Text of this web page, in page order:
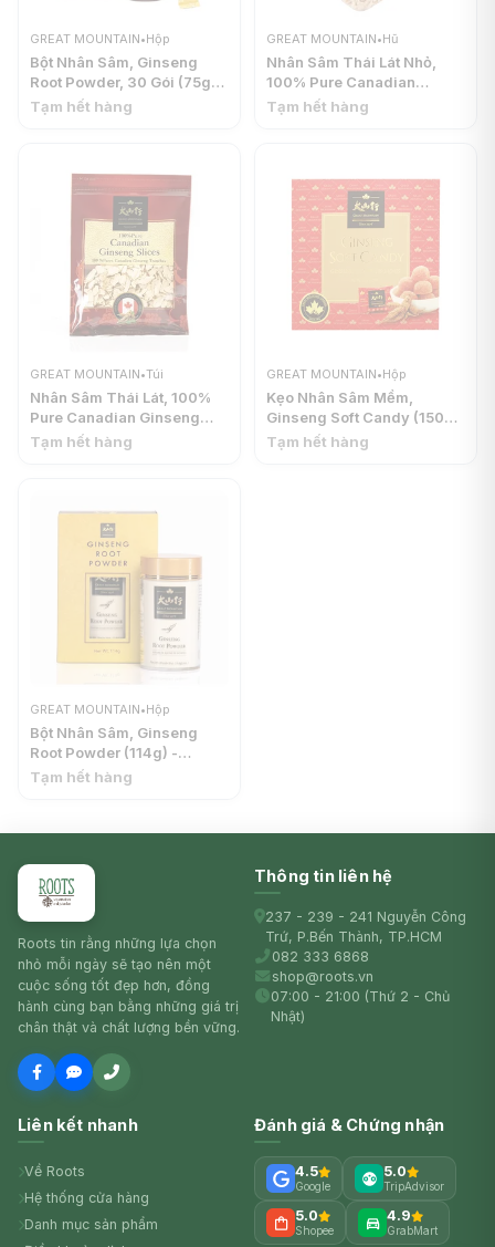
GREAT MOUNTAIN•Hộp
Bột Nhân Sâm, Ginseng
Root Powder, 30 Gói (75g) -
GREAT MOUNTAIN
Tạm hết hàng
GREAT MOUNTAIN•Hũ
Nhân Sâm Thái Lát Nhỏ,
100% Pure Canadian
Ginseng Chips (227g) -
Tạm hết hàng
GREAT MOUNTAIN•Túi
Nhân Sâm Thái Lát, 100%
Pure Canadian Ginseng
Slices (80g) - GREAT
Tạm hết hàng
GREAT MOUNTAIN•Hộp
Kẹo Nhân Sâm Mềm,
Ginseng Soft Candy (150g)
- GREAT MOUNTAIN
Tạm hết hàng
GREAT MOUNTAIN•Hộp
Bột Nhân Sâm, Ginseng
Root Powder (114g) -
GREAT MOUNTAIN
Tạm hết hàng
Roots tin rằng những lựa chọn
nhỏ mỗi ngày sẽ tạo nên một
cuộc sống tốt đẹp hơn, đồng
hành cùng bạn bằng những giá trị
chân thật và chất lượng bền vững.
Thông tin liên hệ
237 - 239 - 241 Nguyễn Công
Trứ, P.Bến Thành, TP.HCM
082 333 6868
shop@roots.vn
07:00 - 21:00 (Thứ 2 - Chủ
Nhật)
Liên kết nhanh
Về Roots
Hệ thống cửa hàng
Danh mục sản phẩm
Đánh giá & Chứng nhận
4.5
Google
5.0
TripAdvisor
5.0
Shopee
4.9
GrabMart